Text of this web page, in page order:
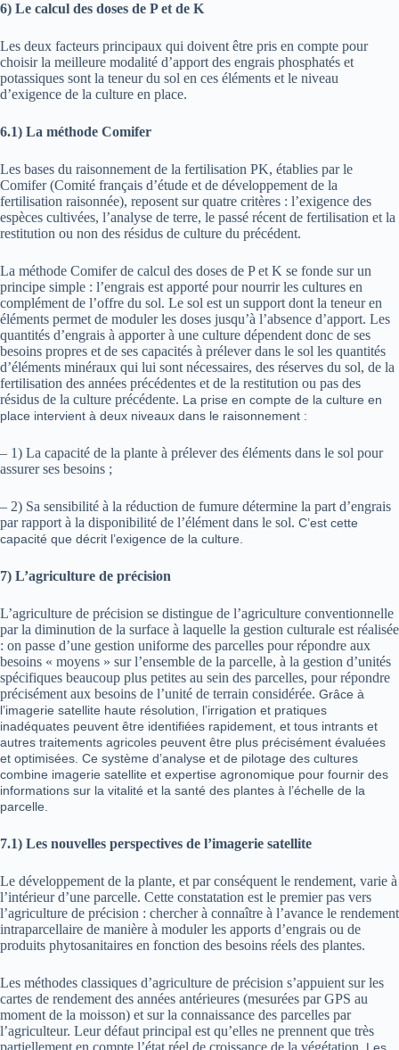
6) Le calcul des doses de P et de K
Les deux facteurs principaux qui doivent être pris en compte pour
choisir la meilleure modalité d’apport des engrais phosphatés et
potassiques sont la teneur du sol en ces éléments et le niveau
d’exigence de la culture en place.
6.1) La méthode Comifer
Les bases du raisonnement de la fertilisation PK, établies par le
Comifer (Comité français d’étude et de développement de la
fertilisation raisonnée), reposent sur quatre critères : l’exigence des
espèces cultivées, l’analyse de terre, le passé récent de fertilisation et la
restitution ou non des résidus de culture du précédent.
La méthode Comifer de calcul des doses de P et K se fonde sur un
principe simple : l’engrais est apporté pour nourrir les cultures en
complément de l’offre du sol. Le sol est un support dont la teneur en
éléments permet de moduler les doses jusqu’à l’absence d’apport. Les
quantités d’engrais à apporter à une culture dépendent donc de ses
besoins propres et de ses capacités à prélever dans le sol les quantités
d’éléments minéraux qui lui sont nécessaires, des réserves du sol, de la
fertilisation des années précédentes et de la restitution ou pas des
résidus de la culture précédente. La prise en compte de la culture en
place intervient à deux niveaux dans le raisonnement :
– 1) La capacité de la plante à prélever des éléments dans le sol pour
assurer ses besoins ;
– 2) Sa sensibilité à la réduction de fumure détermine la part d’engrais
par rapport à la disponibilité de l’élément dans le sol. C’est cette
capacité que décrit l’exigence de la culture.
7) L’agriculture de précision
L’agriculture de précision se distingue de l’agriculture conventionnelle
par la diminution de la surface à laquelle la gestion culturale est réalisée
: on passe d’une gestion uniforme des parcelles pour répondre aux
besoins « moyens » sur l’ensemble de la parcelle, à la gestion d’unités
spécifiques beaucoup plus petites au sein des parcelles, pour répondre
précisément aux besoins de l’unité de terrain considérée. Grâce à
l’imagerie satellite haute résolution, l’irrigation et pratiques
inadéquates peuvent être identifiées rapidement, et tous intrants et
autres traitements agricoles peuvent être plus précisément évaluées
et optimisées. Ce système d’analyse et de pilotage des cultures
combine imagerie satellite et expertise agronomique pour fournir des
informations sur la vitalité et la santé des plantes à l’échelle de la
parcelle.
7.1) Les nouvelles perspectives de l’imagerie satellite
Le développement de la plante, et par conséquent le rendement, varie à
l’intérieur d’une parcelle. Cette constatation est le premier pas vers
l’agriculture de précision : chercher à connaître à l’avance le rendement
intraparcellaire de manière à moduler les apports d’engrais ou de
produits phytosanitaires en fonction des besoins réels des plantes.
Les méthodes classiques d’agriculture de précision s’appuient sur les
cartes de rendement des années antérieures (mesurées par GPS au
moment de la moisson) et sur la connaissance des parcelles par
l’agriculteur. Leur défaut principal est qu’elles ne prennent que très